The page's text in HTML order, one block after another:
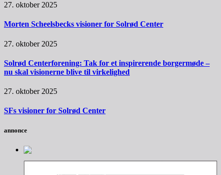
27. oktober 2025
Morten Scheelsbecks visioner for Solrød Center
27. oktober 2025
Solrød Centerforening: Tak for et inspirerende borgermøde –
nu skal visionerne blive til virkelighed
27. oktober 2025
SFs visioner for Solrød Center
annonce